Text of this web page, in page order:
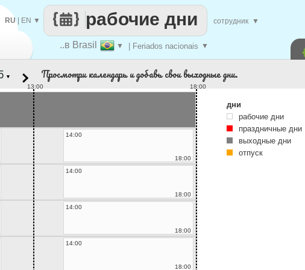
..в Brasil ▼ | Feriados nacionais ▼
рабочие дни
RU| EN ▼ сотрудник ▼
▼ Просмотри календарь и добавь свои выходные дни.
13:00 18:00
14:00
18:00
14:00
18:00
14:00
18:00
14:00
18:00
дни
рабочие дни
праздничные дни
выходные дни
отпуск